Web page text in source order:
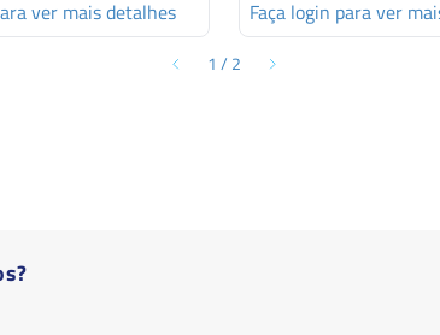
ver mais detalhes Faça login para ver
1 /2